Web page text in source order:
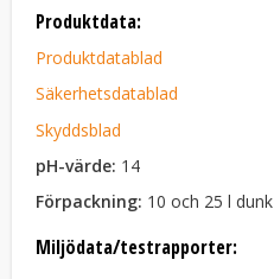
Produktdata:
Produktdatablad
Säkerhetsdatablad
Skyddsblad
pH-värde: 14
Förpackning: 10 och 25 l dunk
Miljödata/testrapporter: